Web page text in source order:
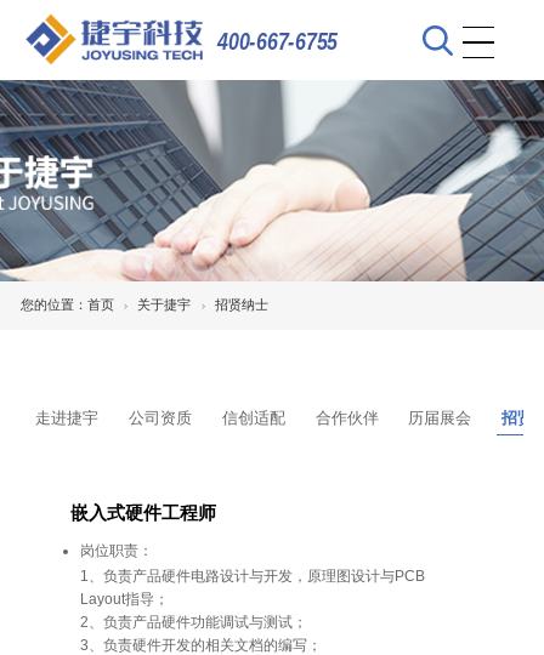
400-667-6755
您的位置： 首页 关于捷宇 招贤纳士
走进捷宇 公司资质 信创适配 合作伙伴 历届展会 招贤
嵌入式硬件工程师
岗位职责：
1、负责产品硬件电路设计与开发，原理图设计与PCB
Layout指导；
2、负责产品硬件功能调试与测试；
3、负责硬件开发的相关文档的编写；